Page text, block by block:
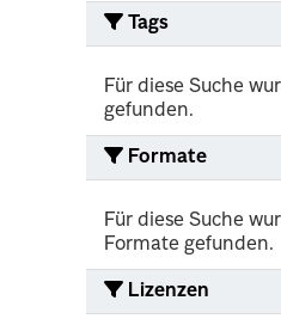
Tags
Für diese Suche
gefunden.
Formate
Für diese Suche
Formate gefunden.
Lizenzen